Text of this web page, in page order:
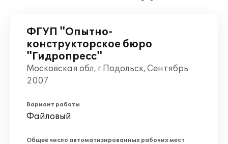
ФГУП "Опытно-
конструкторское бюро
"Гидропресс"
Московская обл, г Подольск, Сентябрь
2007
Вариант работы
Файловый
Общее число автоматизированных рабочих мест